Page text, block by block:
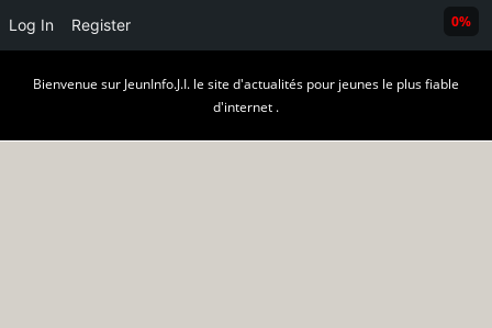
Log In Register
Bienvenue sur JeunInfo.J.I. le site d'actualités pour jeunes le plus fiable
d'internet .
0%